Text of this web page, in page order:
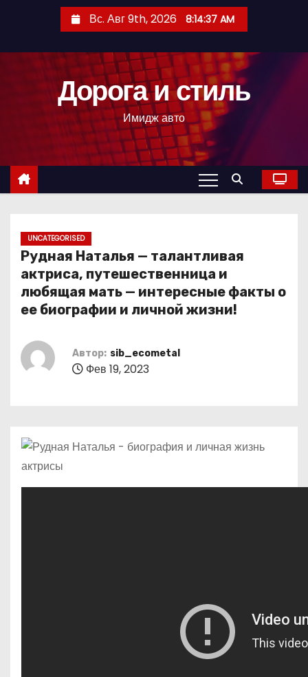
с
Вс. Авг 9th, 2026 8:14:38 AM
Дорога и стиль
Имидж авто
UNCATEGORISED
Рудная Наталья — талантливая
актриса, путешественница и
любящая мать — интересные факты о
ее биографии и личной жизни!
Автор: sib_ecometal
Фев 19, 2023